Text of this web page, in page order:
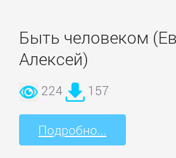
Быть человеком
Алексей)
224 157
Подробно...
фитнес
Ремесла
Эротика,
Секс